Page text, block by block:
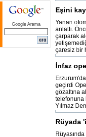
Google Arama
Eşini
Yanan
anlattı.
çarparak
çaresiz bir
İnfaz
geçirdi
gözaltına
telefonuna
Yılmaz
Rüyada